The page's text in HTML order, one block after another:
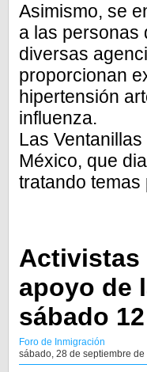
Asimismo, se
a las personas
diversas
proporcionan
hipertensión
influenza.
Las
México, que
tratando
Activistas
apoyo de
sábado
Foro de Inmigración
sábado, 28 de septiembre de